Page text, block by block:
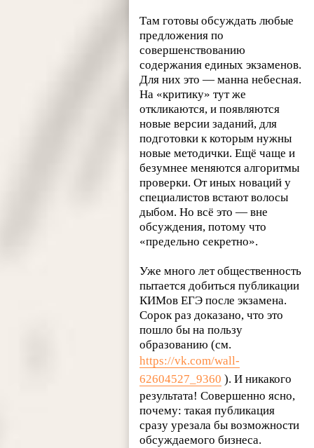
Там готовы обсуждать любые
предложения по
совершенствованию
содержания единых экзаменов.
Для них это — манна небесная.
На «критику» тут же
откликаются, и появляются
новые версии заданий, для
подготовки к которым нужны
новые методички. Ещё чаще и
безумнее меняются алгоритмы
проверки. От иных новаций у
специалистов встают волосы
дыбом. Но всё это — вне
обсуждения, потому что
«предельно секретно».
Уже много лет общественность
пытается добиться публикации
КИМов ЕГЭ после экзамена.
Сорок раз доказано, что это
пошло бы на пользу
образованию (см.
https://vk.com/wall-
62604527_9360 ). И никакого
результата! Совершенно ясно,
почему: такая публикация
сразу урезала бы возможности
обсуждаемого бизнеса.